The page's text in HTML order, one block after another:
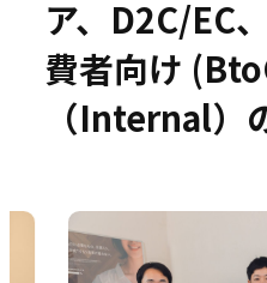
お役立ち情報
ア、D2C/EC
費者向け
（Internal）